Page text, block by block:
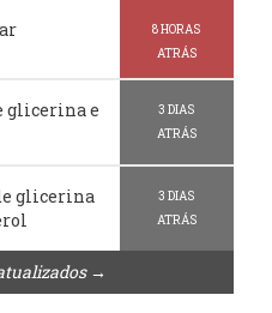
8 HORAS
ATRÁS
glicerina e
3 DIAS
ATRÁS
glicerina
3 DIAS
ATRÁS
→